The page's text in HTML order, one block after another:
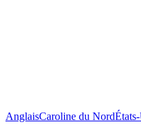
AnglaisCaroline du Nord